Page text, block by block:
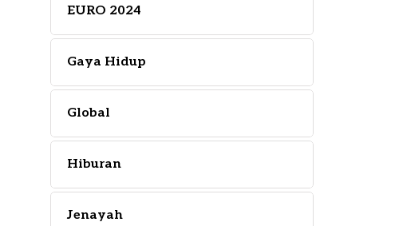
EURO 2024
Gaya Hidup
Global
Hiburan
Jenayah